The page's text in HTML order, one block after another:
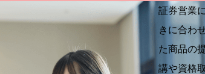
証券営業
きに合わ
た商品の
講や資格